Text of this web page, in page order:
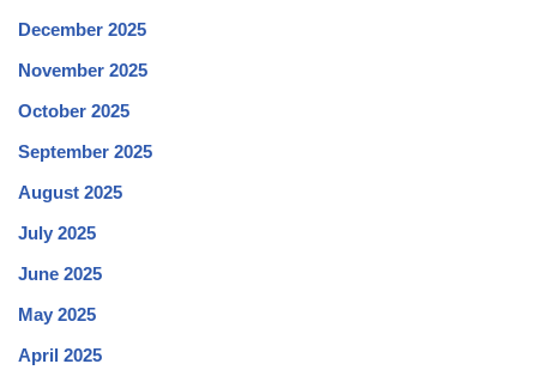
December 2025
November 2025
October 2025
September 2025
August 2025
July 2025
June 2025
May 2025
April 2025